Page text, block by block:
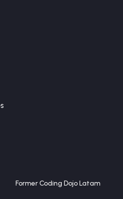
Former Coding Dojo Latam